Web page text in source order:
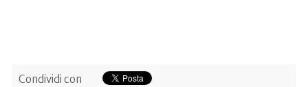
Condividi con